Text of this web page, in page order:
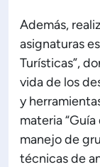
Además,
asignaturas
Turísticas”,
vida de los
y
materia
manejo de
técnicas de